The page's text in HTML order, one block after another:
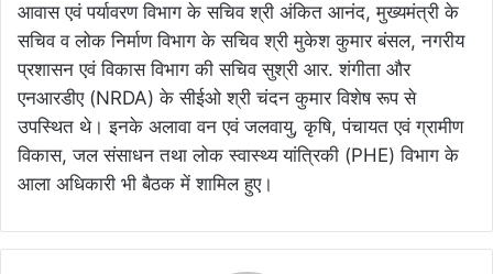
आवास एवं पर्यावरण विभाग के सचिव श्री अंकित आनंद, मुख्यमंत्री के
सचिव व लोक निर्माण विभाग के सचिव श्री मुकेश कुमार बंसल, नगरीय
प्रशासन एवं विकास विभाग की सचिव सुश्री आर. शंगीता और
एनआरडीए (NRDA) के सीईओ श्री चंदन कुमार विशेष रूप से
उपस्थित थे। इनके अलावा वन एवं जलवायु, कृषि, पंचायत एवं ग्रामीण
विकास, जल संसाधन तथा लोक स्वास्थ्य यांत्रिकी (PHE) विभाग के
आला अधिकारी भी बैठक में शामिल हुए।